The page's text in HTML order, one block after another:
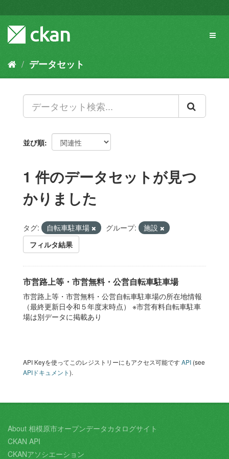
キ
容
データセット
並び順
1 件のデータセットが見つ
かりました
タグ: 自転車駐車場 グループ:
施設
フィルタ結果
市営路上等・市営無料・公営自転車駐車場
市営路上等・市営無料・公営自転車駐車場の所在地情報
（最終更新日令和５年度末時点） ※市営有料自転車駐車
場は別データに掲載あり
API Keyを使ってこのレジストリーにもアクセス可能ですAPI (see
APIドキュメント).
About 相模原市オープンデータカタログサイト
CKAN API
CKANアソシエーション